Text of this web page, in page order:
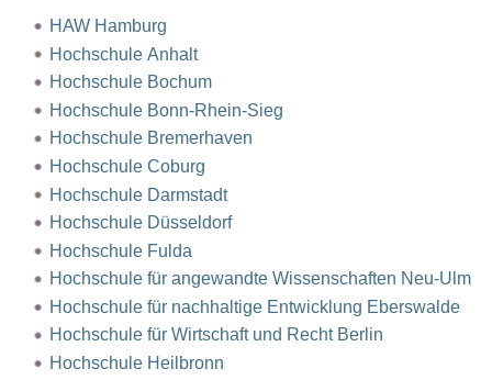
HAW Hamburg
Hochschule Anhalt
Hochschule Bochum
Hochschule Bonn-Rhein-Sieg
Hochschule Bremerhaven
Hochschule Coburg
Hochschule Darmstadt
Hochschule Düsseldorf
Hochschule Fulda
Hochschule für angewandte Wissenschaften Neu-Ulm
Hochschule für nachhaltige Entwicklung Eberswalde
Hochschule für Wirtschaft und Recht Berlin
Hochschule Heilbronn